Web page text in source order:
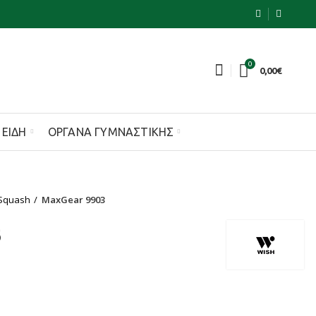
0
0,00€
ΌΡΓΑΝΑ ΓΥΜΝΑΣΤΙΚΉΣ
MaxGear 9903